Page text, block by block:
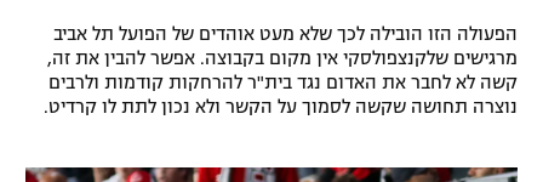
מדיניות פרטיות
גיימינג E-Sports
הפעולה הזו הובילה לכך שלא מעט אוהדים של הפועל תל אביב
מרגישים שלקנצפולסקי אין מקום בקבוצה. אפשר להבין את זה,
קשה לא לחבר את האדום נגד בית"ר להרחקות קודמות ולרבים
נוצרה תחושה שקשה לסמוך על הקשר ולא נכון לתת לו קרדיט.